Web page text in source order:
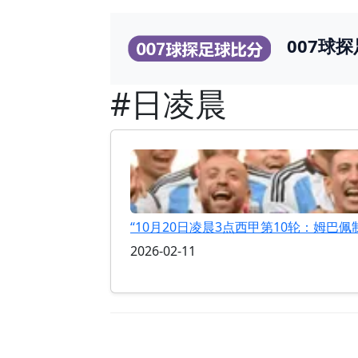
007球探
#日凌晨
“10月20日凌晨3点西甲第10轮：姆巴
2026-02-11